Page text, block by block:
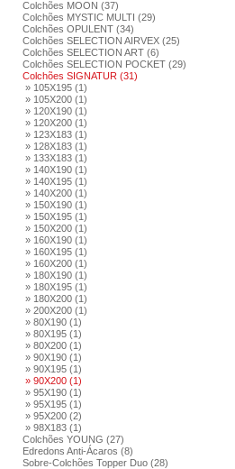
Colchões MOON (37)
Colchões MYSTIC MULTI (29)
Colchões OPULENT (34)
Colchões SELECTION AIRVEX (25)
Colchões SELECTION ART (6)
Colchões SELECTION POCKET (29)
Colchões SIGNATUR (31)
» 105X195 (1)
» 105X200 (1)
» 120X190 (1)
» 120X200 (1)
» 123X183 (1)
» 128X183 (1)
» 133X183 (1)
» 140X190 (1)
» 140X195 (1)
» 140X200 (1)
» 150X190 (1)
» 150X195 (1)
» 150X200 (1)
» 160X190 (1)
» 160X195 (1)
» 160X200 (1)
» 180X190 (1)
» 180X195 (1)
» 180X200 (1)
» 200X200 (1)
» 80X190 (1)
» 80X195 (1)
» 80X200 (1)
» 90X190 (1)
» 90X195 (1)
» 90X200 (1)
» 95X190 (1)
» 95X195 (1)
» 95X200 (2)
» 98X183 (1)
Colchões YOUNG (27)
Edredons Anti-Ácaros (8)
Sobre-Colchões Topper Duo (28)